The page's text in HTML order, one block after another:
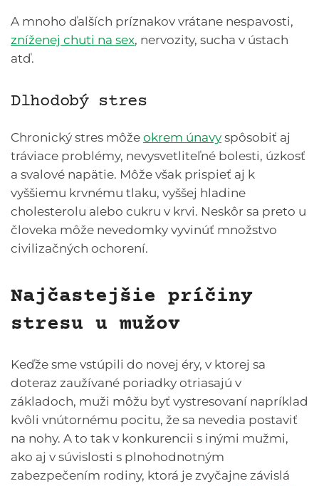
A mnoho ďalších príznakov vrátane nespavosti,
zníženej chuti na sex, nervozity, sucha v ústach
atď.
Dlhodobý stres
Chronický stres môže okrem únavy spôsobiť aj
tráviace problémy, nevysvetliteľné bolesti, úzkosť
a svalové napätie. Môže však prispieť aj k
vyššiemu krvnému tlaku, vyššej hladine
cholesterolu alebo cukru v krvi. Neskôr sa preto u
človeka môže nevedomky vyvinúť množstvo
civilizačných ochorení.
Najčastejšie príčiny
stresu u mužov
Keďže sme vstúpili do novej éry, v ktorej sa
doteraz zaužívané poriadky otriasajú v
základoch, muži môžu byť vystresovaní napríklad
kvôli vnútornému pocitu, že sa nevedia postaviť
na nohy. A to tak v konkurencii s inými mužmi,
ako aj v súvislosti s plnohodnotným
zabezpečením rodiny, ktorá je zvyčajne závislá